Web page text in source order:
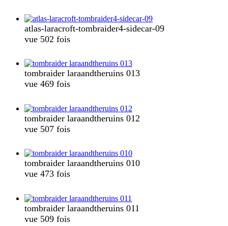
atlas-laracroft-tombraider4-sidecar-09
vue 502 fois
tombraider laraandtheruins 013
vue 469 fois
tombraider laraandtheruins 012
vue 507 fois
tombraider laraandtheruins 010
vue 473 fois
tombraider laraandtheruins 011
vue 509 fois